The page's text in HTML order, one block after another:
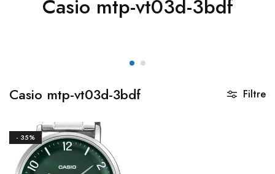
Casio mtp-vt03d-3bdf
Casio mtp-vt03d-3bdf Filtre
- 35%